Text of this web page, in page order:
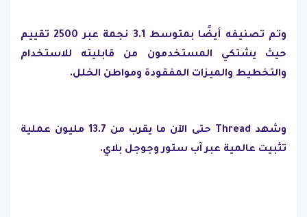
وتم تصنيفه أيضًا بمتوسط 3.1 نجمة عبر 2500 تقييم
حيث يشتكي المستخدمون من قابليته للاستخدام
والتخطيط والميزات المفقودة ومواطن الخلل.
وشهد Thread حتى الآن ما يقرب من 13.7 مليون عملية
تثبيت عالمية عبر آب ستور وجوجل بلاي.